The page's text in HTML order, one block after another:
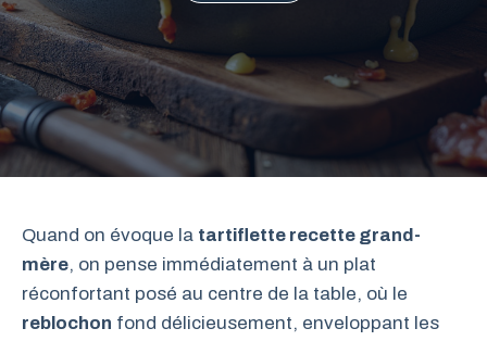
Quand on évoque la tartiflette recette grand-
mère, on pense immédiatement à un plat
réconfortant posé au centre de la table, où le
reblochon fond délicieusement, enveloppant les